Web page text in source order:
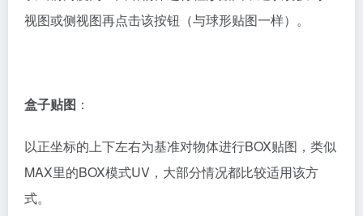
以当前角度为正面给物体进行球形贴图，建议切换到正
以当前角度为正面给物体进行柱形贴图，建议切换到正
视图或侧视图再点击该按钮（与球形贴图一样）。